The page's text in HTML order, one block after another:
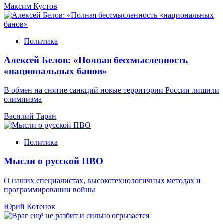
Максим Кустов
Политика
Алексей Белов: «Полная бессмысленность
«национальных банов»
В обмен на снятие санкций новые территории России лишили
олимпизма
Василий Таран
Политика
Мысли о русской ПВО
О наших специалистах, высокотехнологичных методах и
программировании войны
Юрий Котенок